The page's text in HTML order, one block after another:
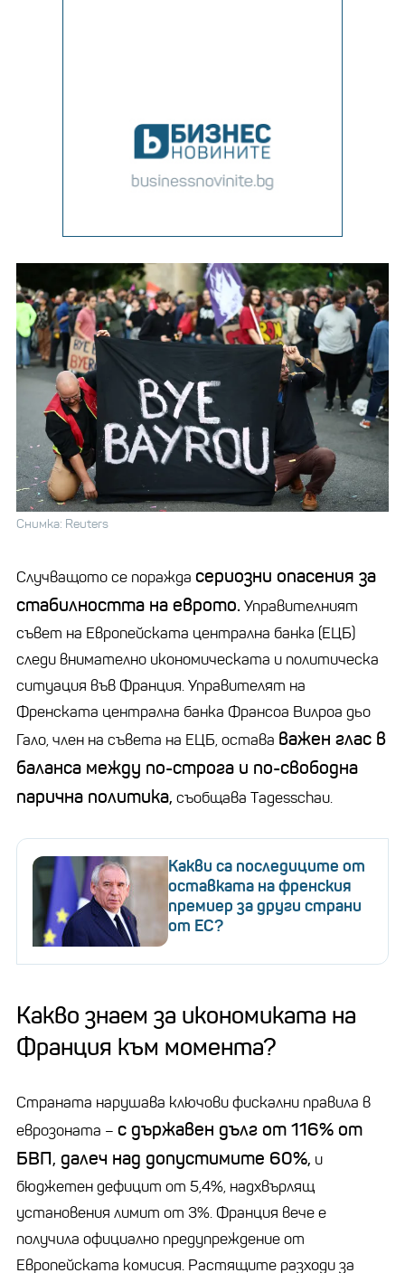
Снимка: Reuters
Случващото се поражда сериозни опасения за
стабилността на еврото. Управителният
съвет на Европейската централна банка (ЕЦБ)
следи внимателно икономическата и политическа
ситуация във Франция. Управителят на
Френската централна банка Франсоа Вилроа дьо
Гало, член на съвета на ЕЦБ, остава важен глас в
баланса между по-строга и по-свободна
парична политика, съобщава Тagesschau.
Какви са последиците от
оставката на френския
премиер за други страни
от ЕС?
Какво знаем за икономиката на
Франция към момента?
Страната нарушава ключови фискални правила в
еврозоната – с държавен дълг от 116% от
БВП, далеч над допустимите 60%, и
бюджетен дефицит от 5,4%, надхвърлящ
установения лимит от 3%. Франция вече е
получила официално предупреждение от
Европейската комисия. Растящите разходи за